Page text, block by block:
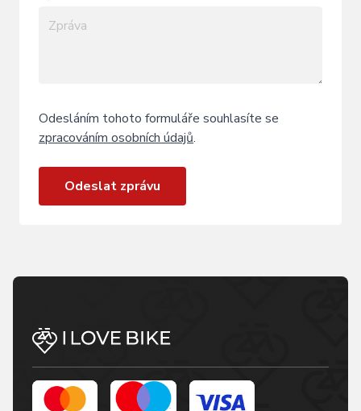
Odesláním tohoto formuláře souhlasíte se
zpracováním osobních údajů.
Odeslat zprávu